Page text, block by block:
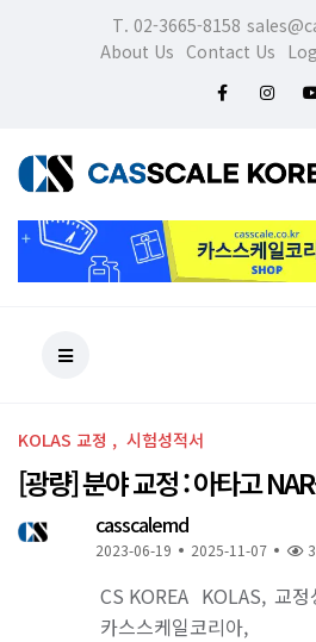
T. 02-3665-8158
About Us Contact Us
KOLAS 교정 시험성적서
[광량] 분야 교정 : 아타고
casscalemd
2023-06-19 2025-11-07
CS KOREA KOLAS 교정
카스스케일코리아